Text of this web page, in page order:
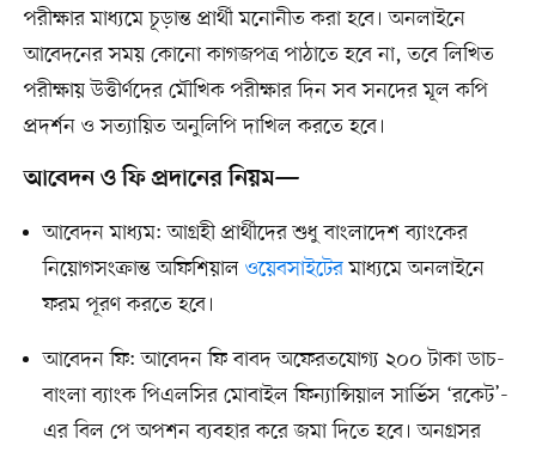
পরীক্ষার মাধ্যমে চূড়ান্ত প্রার্থী মনোনীত করা হবে। অনলাইনে
আবেদনের সময় কোনো কাগজপত্র পাঠাতে হবে না, তবে লিখিত
পরীক্ষায় উত্তীর্ণদের মৌখিক পরীক্ষার দিন সব সনদের মূল কপি
প্রদর্শন ও সত্যায়িত অনুলিপি দাখিল করতে হবে।
আবেদন ও ফি প্রদানের নিয়ম—
আবেদন মাধ্যম: আগ্রহী প্রার্থীদের শুধু বাংলাদেশ ব্যাংকের
নিয়োগসংক্রান্ত অফিশিয়াল ওয়েবসাইটেরমাধ্যমে অনলাইনে
ফরম পূরণ করতে হবে।
আবেদন ফি: আবেদন ফি বাবদ অফেরতযোগ্য ২০০ টাকা ডাচ-
বাংলা ব্যাংক পিএলসির মোবাইল ফিন্যান্সিয়াল সার্ভিস ‘রকেট’-
এর বিল পে অপশন ব্যবহার করে জমা দিতে হবে। অনগ্রসর